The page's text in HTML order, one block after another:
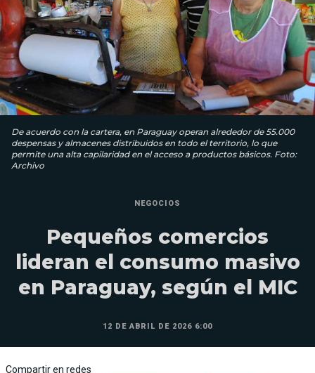
De acuerdo con la cartera, en Paraguay operan alrededor de 55.000
despensas y almacenes distribuidos en todo el territorio, lo que
permite una alta capilaridad en el acceso a productos básicos. Foto:
Archivo
NEGOCIOS
Pequeños comercios
lideran el consumo masivo
en Paraguay, según el MIC
12 DE ABRIL DE 2026 6:00
Compartir en redes